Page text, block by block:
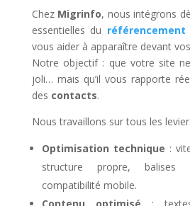
Chez Migrinfo, nous intégrons
essentielles du
vous aider à apparaître devant
Notre objectif : que votre site
joli… mais qu’il vous rapporte
des contacts.
Nous travaillons sur tous les
Optimisation technique :
structure propre, balises
compatibilité mobile.